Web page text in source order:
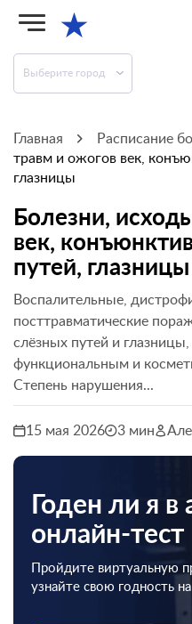
★
Выберите город
Главная Расписание
травм и ожогов век,
глазницы
Болезни,
век,
путей, глазницы
Воспалительные,
посттравматические
слёзных путей и
функциональным и
Степень нарушения...
15 мая 2026 3 мин
Годен ли я
онлайн-тест
Пройдите виртуальную
узнайте свою годность